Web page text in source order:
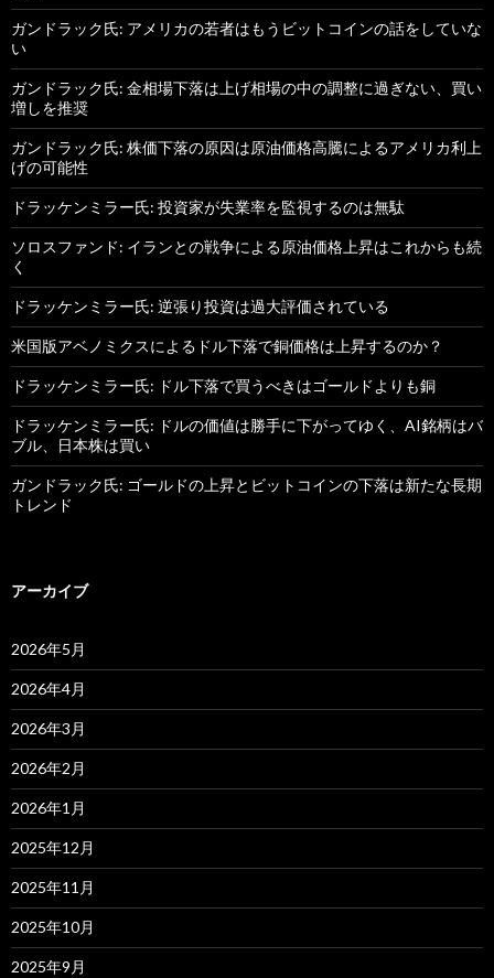
ガンドラック氏: アメリカの若者はもうビットコインの話をしていな
い
ガンドラック氏: 金相場下落は上げ相場の中の調整に過ぎない、買い
増しを推奨
ガンドラック氏: 株価下落の原因は原油価格高騰によるアメリカ利上
げの可能性
ドラッケンミラー氏: 投資家が失業率を監視するのは無駄
ソロスファンド: イランとの戦争による原油価格上昇はこれからも続
く
ドラッケンミラー氏: 逆張り投資は過大評価されている
米国版アベノミクスによるドル下落で銅価格は上昇するのか？
ドラッケンミラー氏: ドル下落で買うべきはゴールドよりも銅
ドラッケンミラー氏: ドルの価値は勝手に下がってゆく、AI銘柄はバ
ブル、日本株は買い
ガンドラック氏: ゴールドの上昇とビットコインの下落は新たな長期
トレンド
アーカイブ
2026年5月
2026年4月
2026年3月
2026年2月
2026年1月
2025年12月
2025年11月
2025年10月
2025年9月